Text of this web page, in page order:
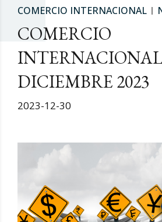
COMERCIO INTERNACIONAL
COMERCIO
DICIEMBRE 2023
2023-12-30